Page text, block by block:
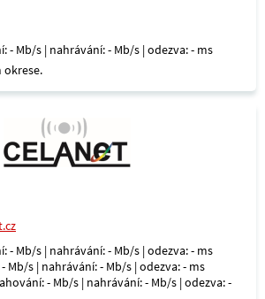
- Mb/s | nahrávání: - Mb/s | odezva: - ms
okrese.
- Mb/s | nahrávání: - Mb/s | odezva: - ms
Mb/s | nahrávání: - Mb/s | odezva: - ms
- Mb/s | nahrávání: - Mb/s | odezva: -